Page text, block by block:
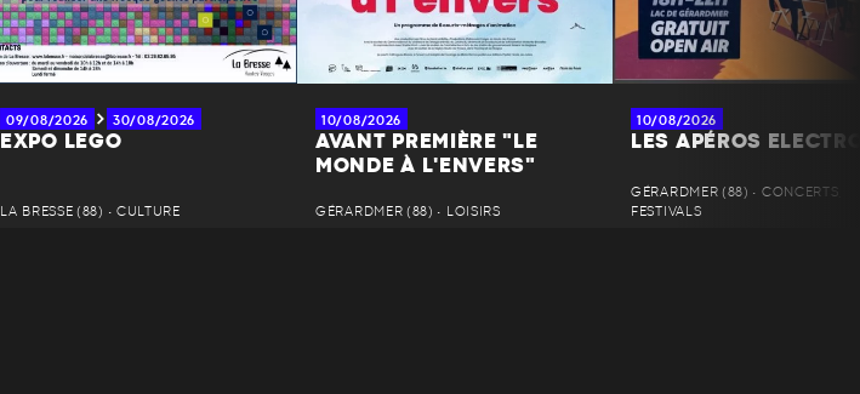
09/08/2026 30/08/2026
EXPO LEGO
LA BRESSE (88) • CULTURE
10/08/2026
AVANT PREMIÈRE "LE
MONDE À L'ENVERS"
GÉRARDMER (88) • LOISIRS
10/08/2026
LES APÉROS
GÉRARDMER (88) • CONCERTS,
FESTIVALS